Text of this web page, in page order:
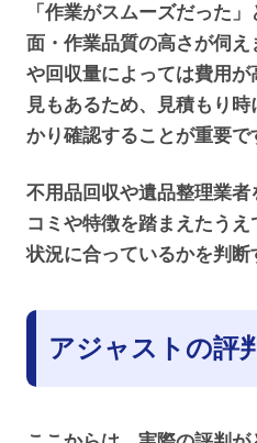
「作業がスムーズだった
面・作業品質の高さが伺
や回収量によっては費用
見もあるため、見積もり
かり確認することが重要で
不用品回収や遺品整理業
コミや特徴を踏まえたう
状況に合っているかを判断
アジャストの評